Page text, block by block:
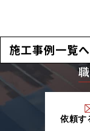
施工事例一覧
依頼す